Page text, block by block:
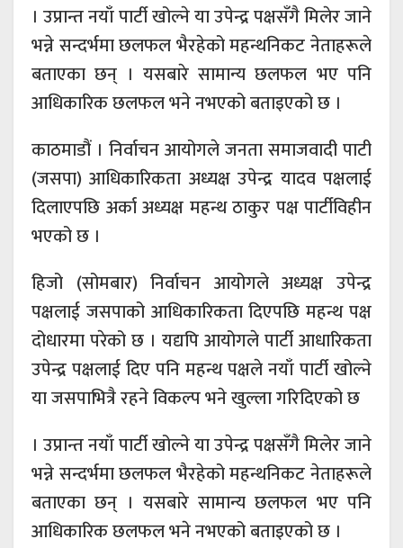
। उप्रान्त नयाँ पार्टी खोल्ने या उपेन्द्र पक्षसँगै मिलेर जाने
भन्ने सन्दर्भमा छलफल भैरहेको महन्थनिकट नेताहरूले
बताएका छन् । यसबारे सामान्य छलफल भए पनि
आधिकारिक छलफल भने नभएको बताइएको छ ।
काठमाडौं । निर्वाचन आयोगले जनता समाजवादी पाटी
(जसपा) आधिकारिकता अध्यक्ष उपेन्द्र यादव पक्षलाई
दिलाएपछि अर्का अध्यक्ष महन्थ ठाकुर पक्ष पार्टीविहीन
भएको छ ।
हिजो (सोमबार) निर्वाचन आयोगले अध्यक्ष उपेन्द्र
पक्षलाई जसपाको आधिकारिकता दिएपछि महन्थ पक्ष
दोधारमा परेको छ । यद्यपि आयोगले पार्टी आधारिकता
उपेन्द्र पक्षलाई दिए पनि महन्थ पक्षले नयाँ पार्टी खोल्ने
या जसपाभित्रै रहने विकल्प भने खुल्ला गरिदिएको छ
। उप्रान्त नयाँ पार्टी खोल्ने या उपेन्द्र पक्षसँगै मिलेर जाने
भन्ने सन्दर्भमा छलफल भैरहेको महन्थनिकट नेताहरूले
बताएका छन् । यसबारे सामान्य छलफल भए पनि
आधिकारिक छलफल भने नभएको बताइएको छ ।